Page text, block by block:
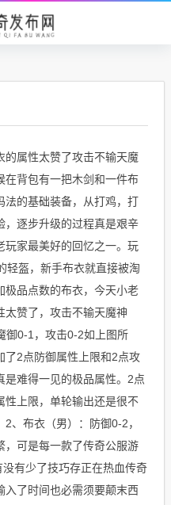
的属性太赞了攻击不输天魔
在背包有一把木剑和一件布
法的基础装备，从打鸡，打
，逐步升级的过程真是艰辛
玩家最美好的回忆之一。玩
轻盔，新手布衣就直接被淘
极品点数的布衣，今天小老
太赞了，攻击不输天魔神
御0-1，攻击0-2如上图所
了2点防御属性上限和2点攻
是难得一见的极品属性。2点
性上限，单轮输出还是很不
、布衣（男）：防御0-2，
，可是每一款了传奇公服游
有少了技巧存正在热血传奇
入了时间也必需须要颠末西